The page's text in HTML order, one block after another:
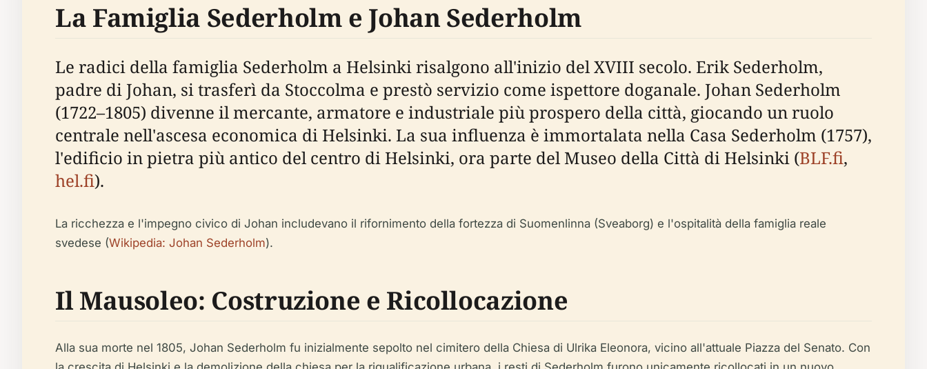
La Famiglia Sederholm e Johan Sederholm
Le radici della famiglia Sederholm a Helsinki risalgono all'inizio del XVIII secolo. Erik Sederholm,
padre di Johan, si trasferì da Stoccolma e prestò servizio come ispettore doganale. Johan Sederholm
(1722–1805) divenne il mercante, armatore e industriale più prospero della città, giocando un ruolo
centrale nell'ascesa economica di Helsinki. La sua influenza è immortalata nella Casa Sederholm (1757),
l'edificio in pietra più antico del centro di Helsinki, ora parte del Museo della Città di Helsinki (BLF.fi,
hel.fi).
La ricchezza e l'impegno civico di Johan includevano il rifornimento della fortezza di Suomenlinna (Sveaborg) e l'ospitalità della famiglia reale
svedese (Wikipedia: Johan Sederholm).
Il Mausoleo: Costruzione e Ricollocazione
Alla sua morte nel 1805, Johan Sederholm fu inizialmente sepolto nel cimitero della Chiesa di Ulrika Eleonora, vicino all'attuale Piazza del Senato. Con